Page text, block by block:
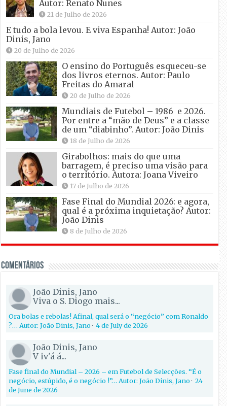
Autor: Renato Nunes
21 de Julho de 2026
E tudo a bola levou. E viva Espanha! Autor: João
Dinis, Jano
20 de Julho de 2026
O ensino do Português esqueceu-se
dos livros eternos. Autor: Paulo
Freitas do Amaral
20 de Julho de 2026
Mundiais de Futebol – 1986 e 2026.
Por entre a “mão de Deus” e a classe
de um “diabinho”. Autor: João Dinis
18 de Julho de 2026
Girabolhos: mais do que uma
barragem, é preciso uma visão para
o território. Autora: Joana Viveiro
17 de Julho de 2026
Fase Final do Mundial 2026: e agora,
qual é a próxima inquietação? Autor:
João Dinis
8 de Julho de 2026
Comentários
João Dinis, Jano
Viva o S. Diogo mais...
Ora bolas e rebolas! Afinal, qual será o “negócio” com Ronaldo
?… Autor: João Dinis, Jano·4 de July de 2026
João Dinis, Jano
V iv'á á...
Fase final do Mundial – 2026 – em Futebol de Selecções. “É o
negócio, estúpido, é o negócio !”… Autor: João Dinis, Jano·24
de June de 2026